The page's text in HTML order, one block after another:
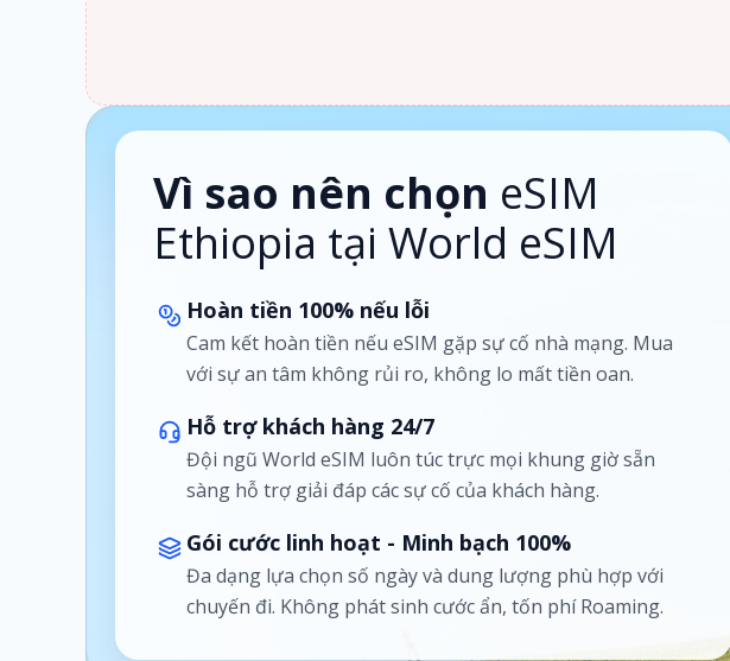
Vì sao nên chọn eSIM
Ethiopia tại World eSIM
Hoàn tiền 100% nếu lỗi
Cam kết hoàn tiền nếu eSIM gặp sự cố nhà mạng. Mua
với sự an tâm không rủi ro, không lo mất tiền oan.
Hỗ trợ khách hàng 24/7
Đội ngũ World eSIM luôn túc trực mọi khung giờ sẵn
sàng hỗ trợ giải đáp các sự cố của khách hàng.
Gói cước linh hoạt - Minh bạch 100%
Đa dạng lựa chọn số ngày và dung lượng phù hợp với
chuyến đi. Không phát sinh cước ẩn, tốn phí Roaming.